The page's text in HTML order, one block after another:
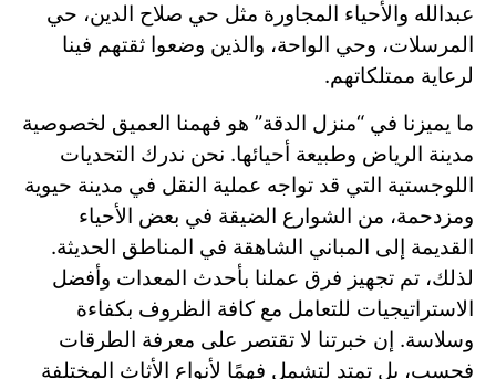
عبدالله والأحياء المجاورة مثل حي صلاح الدين، حي
المرسلات، وحي الواحة، والذين وضعوا ثقتهم فينا
لرعاية ممتلكاتهم.
ما يميزنا في “منزل الدقة” هو فهمنا العميق لخصوصية
مدينة الرياض وطبيعة أحيائها. نحن ندرك التحديات
اللوجستية التي قد تواجه عملية النقل في مدينة حيوية
ومزدحمة، من الشوارع الضيقة في بعض الأحياء
القديمة إلى المباني الشاهقة في المناطق الحديثة.
لذلك، تم تجهيز فرق عملنا بأحدث المعدات وأفضل
الاستراتيجيات للتعامل مع كافة الظروف بكفاءة
وسلاسة. إن خبرتنا لا تقتصر على معرفة الطرقات
فحسب، بل تمتد لتشمل فهمًا لأنواع الأثاث المختلفة